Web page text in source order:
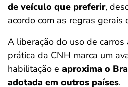
de veículo que preferir,
acordo com as regras gerais
A liberação do uso de
prática da CNH marca um
habilitação e aproxima o
adotada em outros países.